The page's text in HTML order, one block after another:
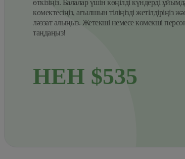
өткізіңіз. Балалар үшін көңілді күндерді
көмектесіңіз, ағылшын тіліңізді жетілдіріңіз
ләззат алыңыз. Жетекші немесе көмекші
таңдаңыз!
НЕН $535